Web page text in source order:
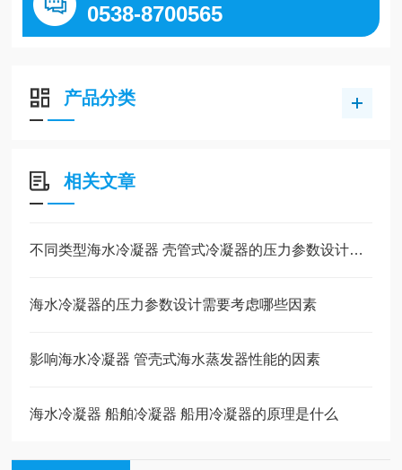
0538-8700565
产品分类
相关文章
不同类型海水冷凝器 壳管式冷凝器的压力参数设计要点
海水冷凝器的压力参数设计需要考虑哪些因素
影响海水冷凝器 管壳式海水蒸发器性能的因素
海水冷凝器 船舶冷凝器 船用冷凝器的原理是什么